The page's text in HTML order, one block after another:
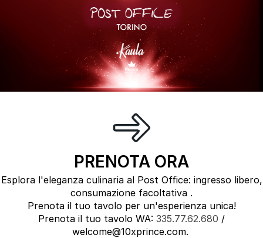
PRENOTA ORA
Esplora l'eleganza culinaria al Post Office: ingresso libero,
consumazione facoltativa .
Prenota il tuo tavolo per un'esperienza unica!
Prenota il tuo tavolo WA: 335.77.62.680 /
welcome@10xprince.com.